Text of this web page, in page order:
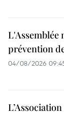
L'Assemblée
prévention
04/08/2026